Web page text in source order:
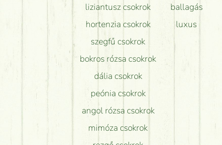
liziantusz csokrok
hortenzia csokrok
szegfű csokrok
bokros rózsa csokrok
dália csokrok
peónia csokrok
angol rózsa csokrok
mimóza csokrok
ballagás
luxus